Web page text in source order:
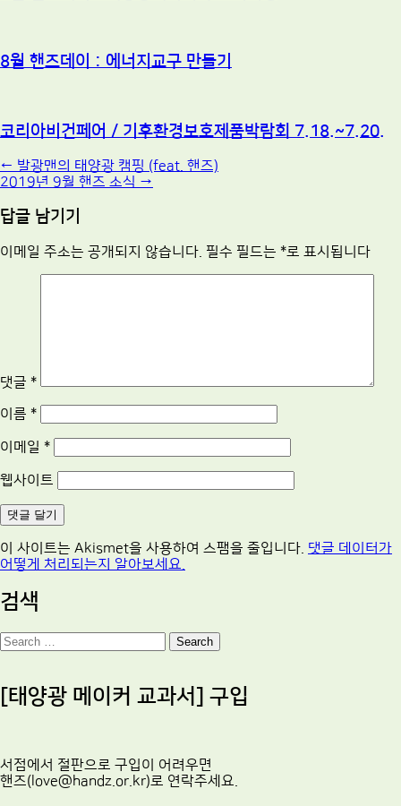
8월 핸즈데이 : 에너지교구 만들기
코리아비건페어 / 기후환경보호제품박람회 7.18.~7.20.
Post
navigation
← 발광맨의 태양광 캠핑 (feat. 핸즈)
2019년 9월 핸즈 소식 →
답글 남기기
이메일 주소는 공개되지 않습니다. 필수 필드는 *로 표시됩니다
댓글 *
이름 *
이메일 *
웹사이트
이 사이트는 Akismet을 사용하여 스팸을 줄입니다. 댓글 데이터가
어떻게 처리되는지 알아보세요.
검색
Search
[태양광 메이커 교과서] 구입
서점에서 절판으로 구입이 어려우면
핸즈(love@handz.or.kr)로 연락주세요.